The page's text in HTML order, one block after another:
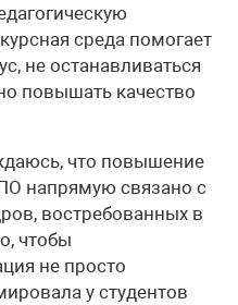
среда помогает
не останавливаться
повышать качество
что повышение
напрямую связано с
востребованных в
чтобы
не просто
у студентов